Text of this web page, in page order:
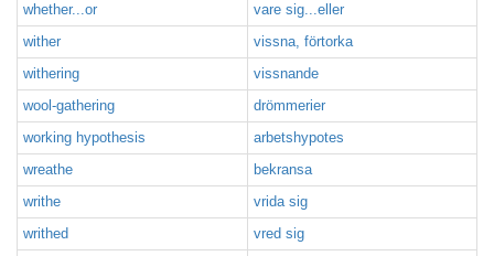
whether...or
vare sig...eller
wither
vissna, förtorka
withering
vissnande
wool-gathering
drömmerier
working hypothesis
arbetshypotes
wreathe
bekransa
writhe
vrida sig
writhed
vred sig